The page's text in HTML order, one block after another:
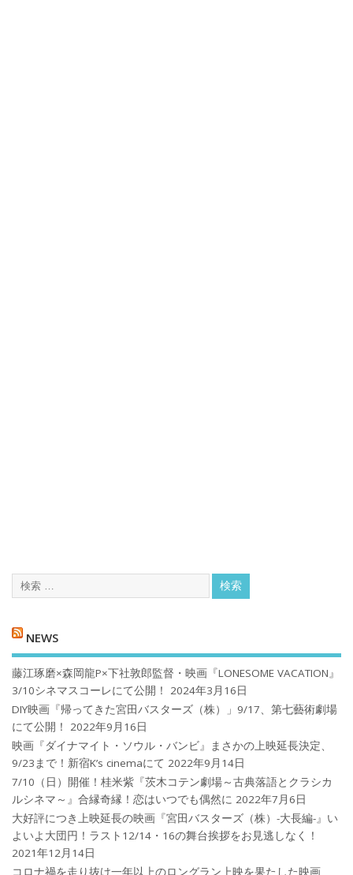
NEWS
藤江琢磨×森岡龍P×下社敦郎監督・映画『LONESOME VACATION』
3/10シネマスコーレにて公開！
2024年3月16日
DIY映画『帰ってきた宮田バスターズ（株）」9/17、第七藝術劇場
にて公開！
2022年9月16日
映画『ダイナマイト・ソウル・バンビ』まさかの上映延長決定、
9/23まで！新宿K’s cinemaにて 2022年9月14日
7/10（日）開催！桂米紫『茨木コテン劇場～古典落語とクラシカ
ルシネマ～』合縁奇縁！恋はいつでも偶然に 2022年7月6日
大好評につき上映延長の映画『宮田バスターズ（株）-大長編-』い
よいよ大団円！ラスト12/14・16の舞台挨拶をお見逃しなく！
2021年12月14日
コロナ禍を⾛り抜け⼀年以上のロングラン上映を果たした映画